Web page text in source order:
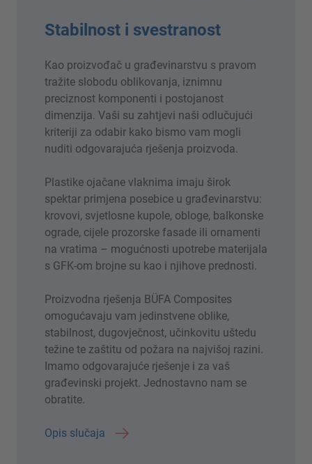
Stabilnost i svestranost
Kao proizvođač u građevinarstvu s pravom
tražite slobodu oblikovanja, iznimnu
preciznost komponenti i postojanost
dimenzija. Vaši su zahtjevi naši odlučujući
kriteriji za odabir kako bismo vam mogli
nuditi odgovarajuća rješenja proizvoda.
Plastike ojačane vlaknima imaju širok
spektar primjena posebice u građevinarstvu:
krovovi, svjetlosne kupole, obloge, balkonske
ograde, cijele prozorske fasade ili ornamenti
na vratima – mogućnosti upotrebe materijala
s GFK-om brojne su kao i njihove prednosti.
Proizvodna rješenja BÜFA Composites
omogućavaju vam jedinstvene oblike,
stabilnost, dugovječnost, učinkovitu uštedu
težine te zaštitu od požara na najvišoj razini.
Imamo odgovarajuće rješenje i za vaš
građevinski projekt. Jednostavno nam se
obratite.
Opis slučaja